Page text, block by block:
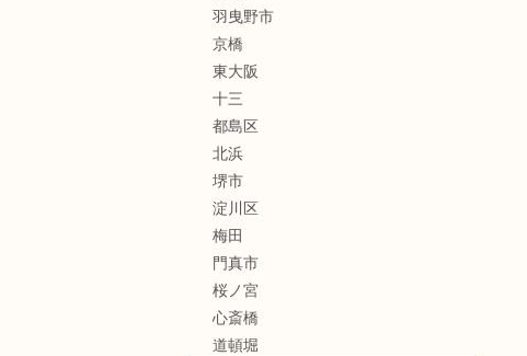
羽曳野市
京橋
東大阪
十三
都島区
北浜
堺市
淀川区
梅田
門真市
桜ノ宮
心斎橋
道頓堀